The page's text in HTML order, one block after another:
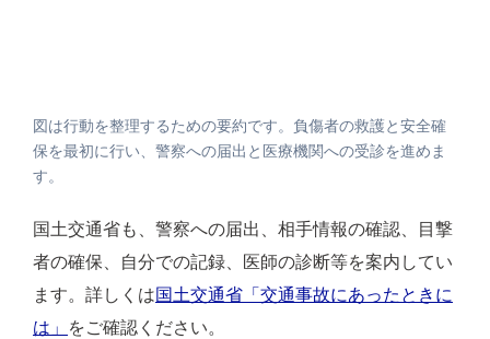
図は行動を整理するための要約です。負傷者の救護と安全確
保を最初に行い、警察への届出と医療機関への受診を進めま
す。
国土交通省も、警察への届出、相手情報の確認、目撃
者の確保、自分での記録、医師の診断等を案内してい
ます。詳しくは 国土交通省「交通事故にあったときに
は」
をご確認ください。